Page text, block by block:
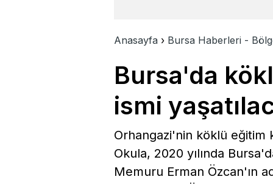
Anasayfa › Bursa Haberleri -
Bursa'da
ismi
Orhangazi'nin köklü eğitim
Okula, 2020 yılında
Memuru Erman Özcan'ın